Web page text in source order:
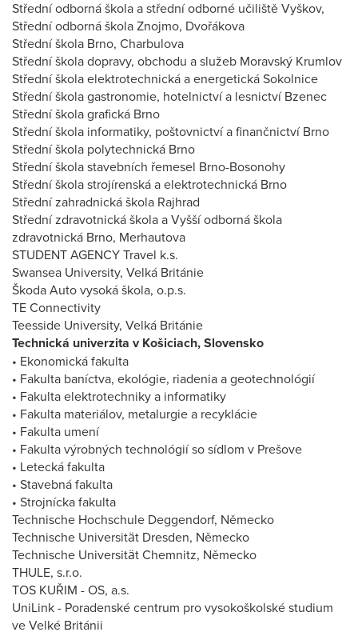
Střední odborná škola a střední odborné učiliště Vyškov,
Střední odborná škola Znojmo, Dvořákova
Střední škola Brno, Charbulova
Střední škola dopravy, obchodu a služeb Moravský Krumlov
Střední škola elektrotechnická a energetická Sokolnice
Střední škola gastronomie, hotelnictví a lesnictví Bzenec
Střední škola grafická Brno
Střední škola informatiky, poštovnictví a finančnictví Brno
Střední škola polytechnická Brno
Střední škola stavebních řemesel Brno-Bosonohy
Střední škola strojírenská a elektrotechnická Brno
Střední zahradnická škola Rajhrad
Střední zdravotnická škola a Vyšší odborná škola
zdravotnická Brno, Merhautova
STUDENT AGENCY Travel k.s.
Swansea University, Velká Británie
Škoda Auto vysoká škola, o.p.s.
TE Connectivity
Teesside University, Velká Británie
Technická univerzita v Košiciach, Slovensko
• Ekonomická fakulta
• Fakulta baníctva, ekológie, riadenia a geotechnológií
• Fakulta elektrotechniky a informatiky
• Fakulta materiálov, metalurgie a recyklácie
• Fakulta umení
• Fakulta výrobných technológií so sídlom v Prešove
• Letecká fakulta
• Stavebná fakulta
• Strojnícka fakulta
Technische Hochschule Deggendorf, Německo
Technische Universität Dresden, Německo
Technische Universität Chemnitz, Německo
THULE, s.r.o.
TOS KUŘIM - OS, a.s.
UniLink - Poradenské centrum pro vysokoškolské studium
ve Velké Británii